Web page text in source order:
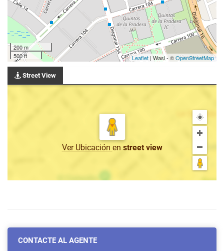
200 m
500 ft
Leaflet | Wasi - ©OpenStreetMap
Street View
Ver Ubicación en street view
CONTACTE AL AGENTE